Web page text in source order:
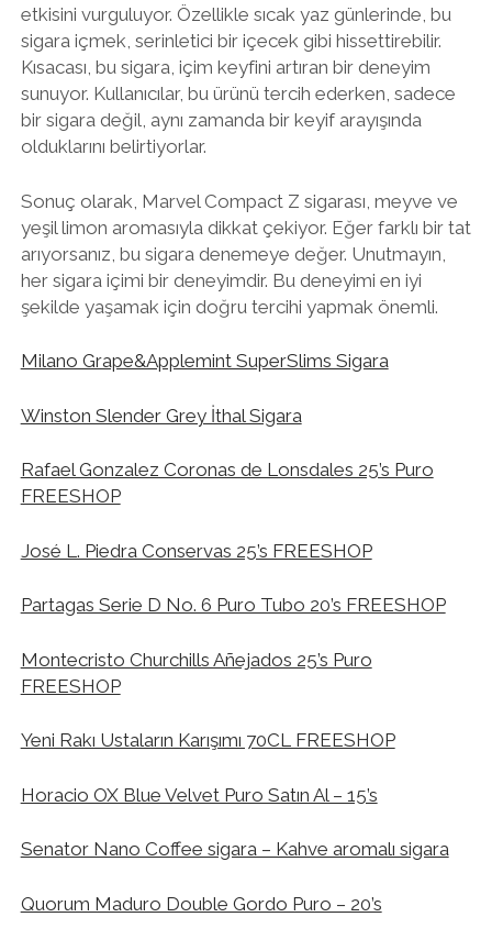
etkisini vurguluyor. Özellikle sıcak yaz günlerinde, bu
sigara içmek, serinletici bir içecek gibi hissettirebilir.
Kısacası, bu sigara, içim keyfini artıran bir deneyim
sunuyor. Kullanıcılar, bu ürünü tercih ederken, sadece
bir sigara değil, aynı zamanda bir keyif arayışında
olduklarını belirtiyorlar.
Sonuç olarak, Marvel Compact Z sigarası, meyve ve
yeşil limon aromasıyla dikkat çekiyor. Eğer farklı bir tat
arıyorsanız, bu sigara denemeye değer. Unutmayın,
her sigara içimi bir deneyimdir. Bu deneyimi en iyi
şekilde yaşamak için doğru tercihi yapmak önemli.
Milano Grape&Applemint SuperSlims Sigara
Winston Slender Grey İthal Sigara
Rafael Gonzalez Coronas de Lonsdales 25’s Puro
FREESHOP
José L. Piedra Conservas 25’s FREESHOP
Partagas Serie D No. 6 Puro Tubo 20’s FREESHOP
Montecristo Churchills Añejados 25’s Puro
FREESHOP
Yeni Rakı Ustaların Karışımı 70CL FREESHOP
Horacio OX Blue Velvet Puro Satın Al – 15’s
Senator Nano Coffee sigara – Kahve aromalı sigara
Quorum Maduro Double Gordo Puro – 20’s